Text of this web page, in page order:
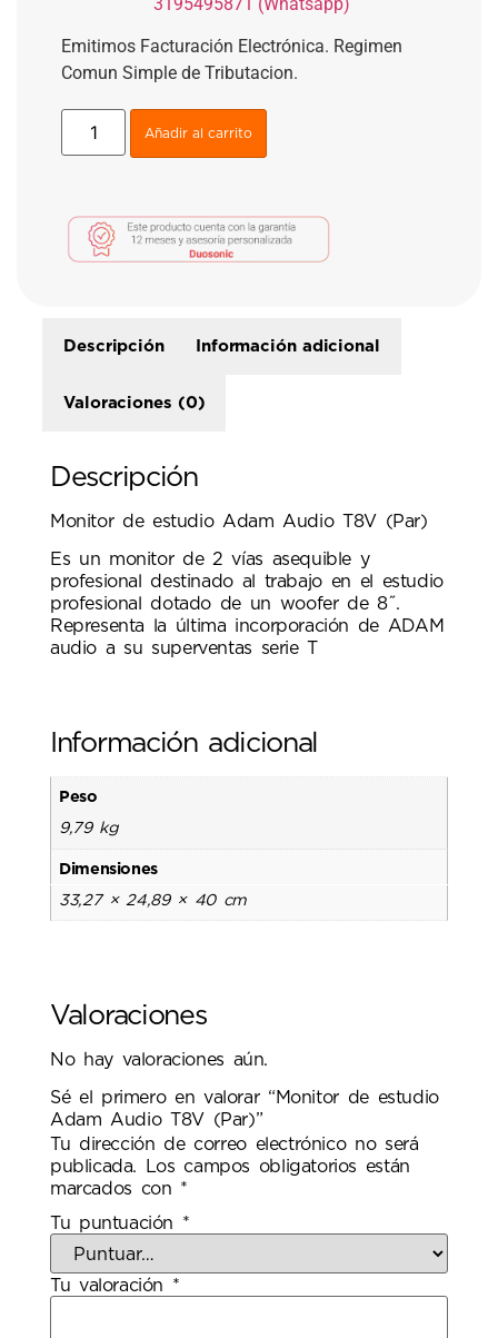
Emitimos Facturación Electrónica. Regimen
Comun Simple de Tributacion.
Añadir al carrito
Descripción Información adicional
Valoraciones (0)
Descripción
Monitor de estudio Adam Audio T8V (Par)
Es un monitor de 2 vías asequible y
profesional destinado al trabajo en el estudio
profesional dotado de un woofer de 8˝.
Representa la última incorporación de ADAM
audio a su superventas serie T
Información adicional
Peso
9,79 kg
Dimensiones
33,27 × 24,89 × 40 cm
Valoraciones
No hay valoraciones aún.
Sé el primero en valorar “Monitor de estudio
Adam Audio T8V (Par)”
Tu dirección de correo electrónico no será
publicada.
Los campos obligatorios están
marcados con *
Tu puntuación *
Tu valoración *